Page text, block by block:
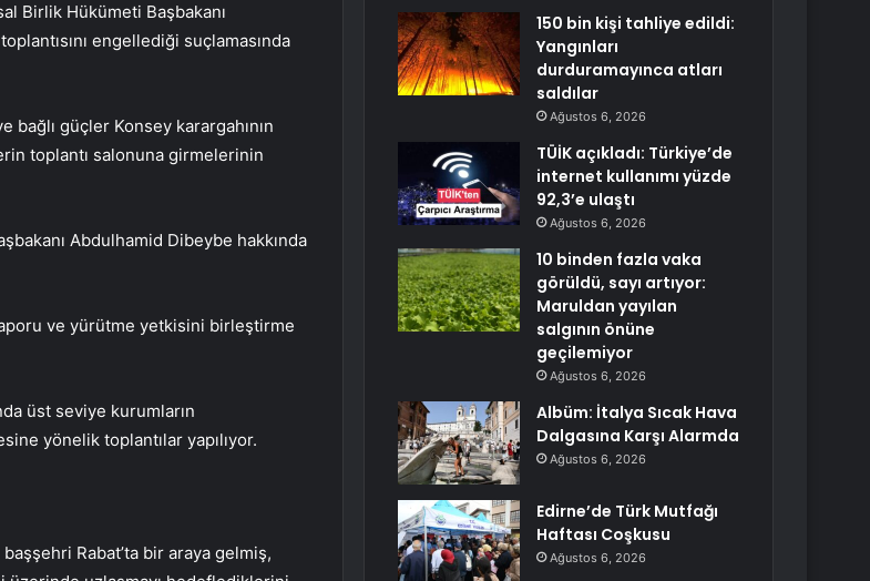
Birlik Hükümeti Başbakanı
engellediği suçlamasında
bağlı güçler Konsey karargahının
toplantı salonuna girmelerinin
Abdulhamid Dibeybe hakkında
ve yürütme yetkisini birleştirme
üst seviye kurumların
yönelik toplantılar yapılıyor.
Rabat’ta bir araya gelmiş,
150 bin kişi tahliye edildi:
Yangınları
durduramayınca atları
saldılar
Ağustos 6, 2026
TÜİK açıkladı: Türkiye’de
internet kullanımı yüzde
92,3’e ulaştı
Ağustos 6, 2026
10 binden fazla vaka
görüldü, sayı artıyor:
Maruldan yayılan
salgının önüne
geçilemiyor
Ağustos 6, 2026
Albüm: İtalya Sıcak Hava
Dalgasına Karşı Alarmda
Ağustos 6, 2026
Edirne’de Türk Mutfağı
Haftası Coşkusu
Ağustos 6, 2026